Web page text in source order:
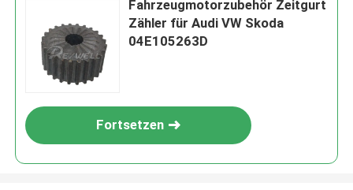
Fahrzeugmotorzubehör Zeitgurt
Zähler für Audi VW Skoda
04E105263D
Fortsetzen